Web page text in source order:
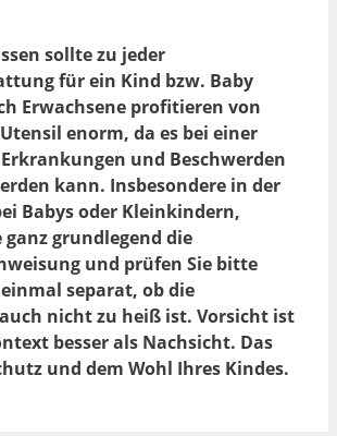
sollte zu jeder
für ein Kind bzw. Baby
Erwachsene profitieren von
enorm, da es bei einer
und Beschwerden
kann. Insbesondere in der
Babys oder Kleinkindern,
ganz grundlegend die
und prüfen Sie bitte
separat, ob die
nicht zu heiß ist. Vorsicht ist
besser als Nachsicht. Das
und dem Wohl Ihres Kindes.